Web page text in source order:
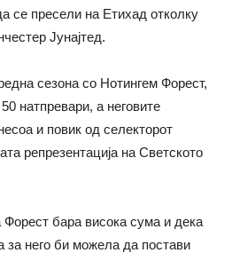
се пресели на Етихад отколку
Јунајтед.
сезона со Нотингем Форест,
натпревари, а неговите
и повик од селекторот
репрезентација на Светското
бара висока сума и дека
за него би можела да постави